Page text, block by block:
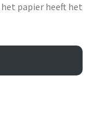
papier heeft het